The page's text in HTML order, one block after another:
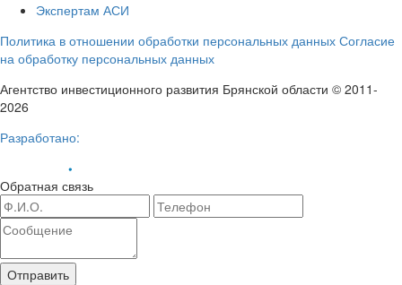
Экспертам АСИ
Политика в отношении обработки персональных данных Согласие
на обработку персональных данных
Агентство инвестиционного развития Брянской области © 2011-
2026
Разработано:
Обратная связь
Отправить